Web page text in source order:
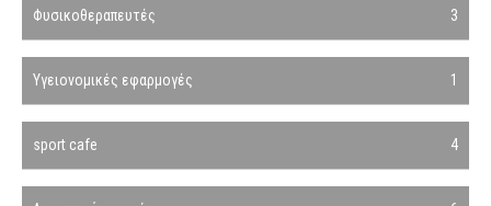
Φυσικοθεραπευτές 3
Υγειονομικές εφαρμογές 1
sport cafe 4